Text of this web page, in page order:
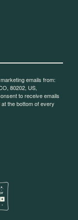
emails from:
80202, US,
to receive emails
the bottom of every